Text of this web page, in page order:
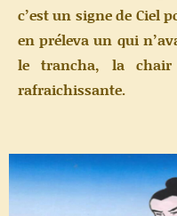
c’est un signe de Ciel
en préleva un qui
le trancha, la chair
rafraichissante.